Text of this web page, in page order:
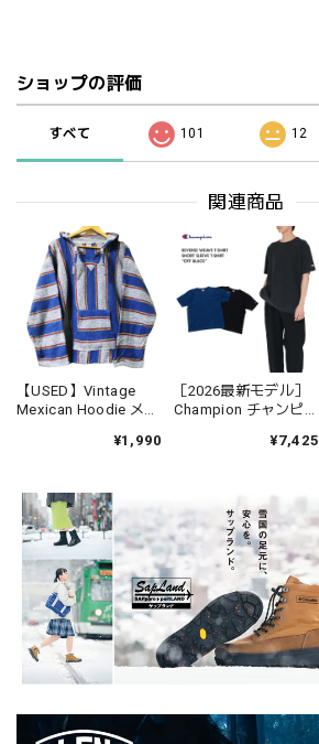
ショップの評価
すべて 101 12
関連商品
【USED】Vintage
Mexican Hoodie メキ
ーカ メキシコ製 ブル
¥1,990
［2026最新モデル］
Champion チャンピオ
ウィーブ ショートス
¥7,425